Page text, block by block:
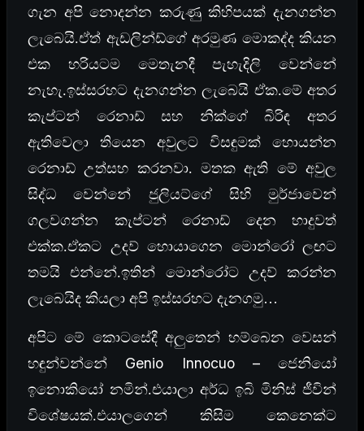
ගැන අපි නොදන්න කරුණු කිහිපයක් දැනගන්න
ලැබෙයි.ඒත් ඇඩලින්ඩ්ගේ අරමුණ මොකද්ද කියන
එක හරියටම මෙතැනදී පැහැදිලි වෙන්නේ
නැහැ.ඉස්සරහට දැනගන්න ලැබෙයි ඒක.මේ අතර
කැප්ටන් රෙනාඩ් සහ නික්ගේ බිරිඳ අතර
ඇතිවෙලා තියෙන අවුලට විසඳුමක් හොයන්න
රෙනාඩ් උත්සහ කරනවා. මතක ඇති මේ අවුල
සිද්ධ වෙන්නේ ජුලියට්ගේ සිහි මුර්ජාවෙන්
ගලවගන්න කැප්ටන් රෙනාඩ් දෙන හාදුවත්
එක්ක.ඒකට උදව් හොයාගෙන මොන්රෝ ලඟට
තමයි එන්නේ.ඉතින් මොන්රෝට උදව් කරන්න
ලැබෙයිද කියලා අපි ඉස්සරහට දැනගමු…
අපිට මේ කොටසේදී අලුතෙන් හම්බෙන වෙසන්
හඳුන්වන්නේ Genio Innocuo – ජෙනියෝ
ඉනොකියෝ නමින්.එයාලා අර්ධ ඉබි මිනිස් ජීවින්
විශේෂයක්.එයාලගෙන් කිසිම කෙනෙක්ට